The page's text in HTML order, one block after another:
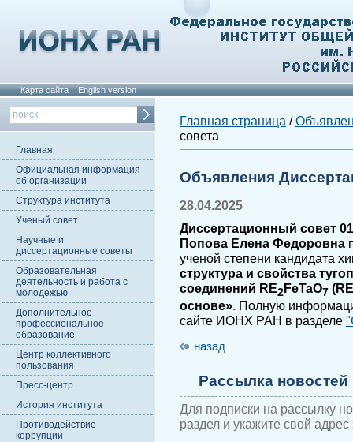
Карта сайта English version
Главная
Официальная информация
об организации
Структура института
Ученый совет
Научные и
диссертационные советы
Образовательная
деятельность и работа с
молодежью
Дополнительное
профессиональное
образование
Центр коллективного
пользования
Пресс-центр
История института
Противодействие
коррупции
Главная страница /
совета
Объявления
28.04.2025
Диссертационный совет
Попова Елена Федоровна
ученой степени кандидата
структура и свойства
соединений RE2FeTaO7
основе». Полную
сайте ИОНХ РАН в разделе
назад
Рассылка новостей
Для подписки на рассылку
раздел и укажите свой